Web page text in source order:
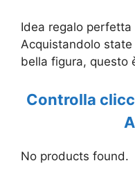
Idea regalo perfetta
Acquistandolo
bella figura, questo
Controlla
No products found.